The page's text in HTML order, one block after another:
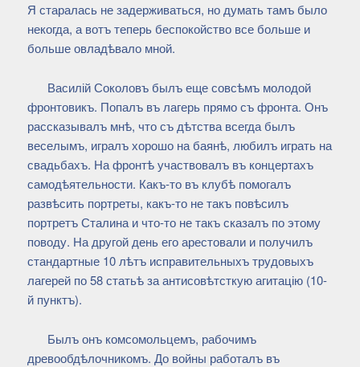
Я старалась не задерживаться, но думать тамъ было
некогда, а вотъ теперь беспокойство все больше и
больше овладѣвало мной.
Василій Соколовъ былъ еще совсѣмъ молодой
фронтовикъ. Попалъ въ лагерь прямо съ фронта. Онъ
рассказывалъ мнѣ, что съ дѣтства всегда былъ
веселымъ, игралъ хорошо на баянѣ, любилъ играть на
свадьбахъ. На фронтѣ участвовалъ въ концертахъ
самодѣятельности. Какъ-то въ клубѣ помогалъ
развѣсить портреты, какъ-то не такъ повѣсилъ
портретъ Сталина и что-то не такъ сказалъ по этому
поводу. На другой день его арестовали и получилъ
стандартные 10 лѣтъ исправительныхъ трудовыхъ
лагерей по 58 статьѣ за антисовѣтсткую агитацію (10-
й пунктъ).
Былъ онъ комсомольцемъ, рабочимъ
древообдѣлочникомъ. До войны работалъ въ